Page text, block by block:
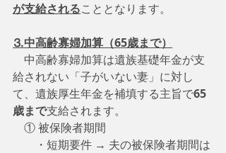
が支給されることとなります。
⒊中高齢寡婦加算（65歳まで）
中高齢寡婦加算は遺族基礎年金が支
給されない「子がいない妻」に対し
て、遺族厚生年金を補填する主旨で65
歳まで支給されます。
① 被保険者期間
・短期要件 → 夫の被保険者期間は